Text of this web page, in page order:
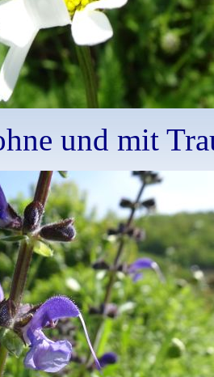
und mit